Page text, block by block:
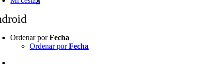
Ordenar porFecha
Ordenar porFecha